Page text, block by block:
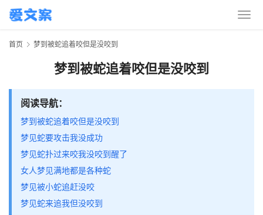
首页 梦到被蛇追着咬但是没咬到
梦到被蛇追着咬但是没咬到
阅读导航：
梦到被蛇追着咬但是没咬到
梦见蛇要攻击我没成功
梦见蛇扑过来咬我没咬到醒了
女人梦见满地都是各种蛇
梦见被小蛇追赶没咬
梦见蛇来追我但没咬到